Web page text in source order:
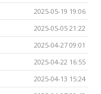
2025-05-19 19:06
2025-05-05 21:22
2025-04-27 09:01
2025-04-22 16:55
2025-04-13 15:24